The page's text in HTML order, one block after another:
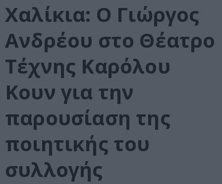
Χαλίκια: Ο Γιώργος
Ανδρέου στο Θέατρο
Τέχνης Καρόλου
Κουν για την
παρουσίαση της
ποιητικής του
συλλογής